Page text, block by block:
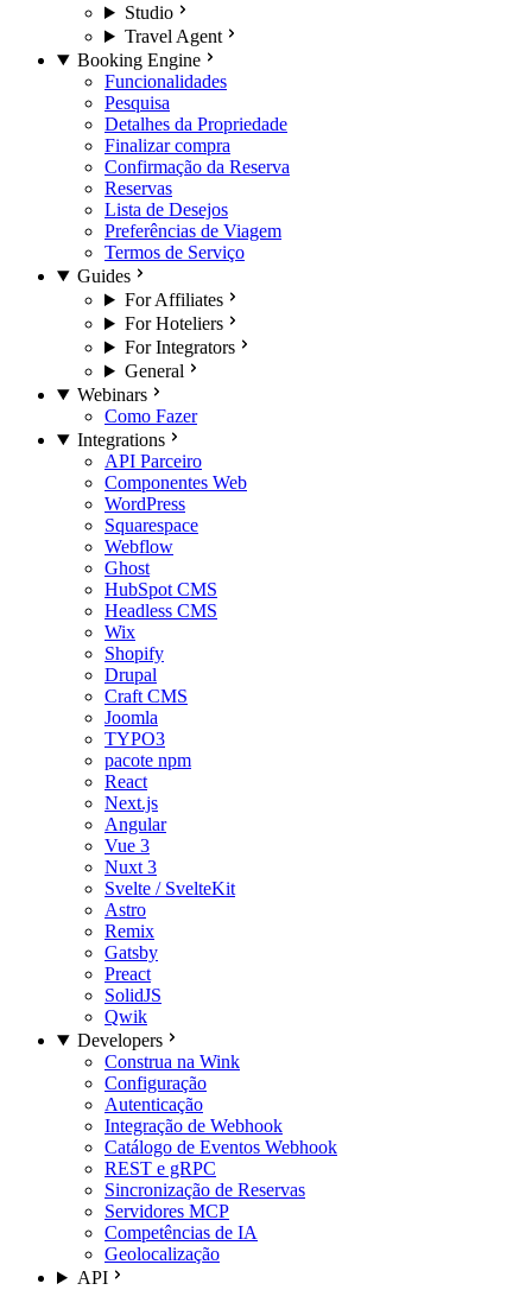
Studio
Travel Agent
Booking Engine
Funcionalidades
Pesquisa
Detalhes da Propriedade
Finalizar compra
Confirmação da Reserva
Reservas
Lista de Desejos
Preferências de Viagem
Termos de Serviço
Guides
For Affiliates
For Hoteliers
For Integrators
General
Webinars
Como Fazer
Integrations
API Parceiro
Componentes Web
WordPress
Squarespace
Webflow
Ghost
HubSpot CMS
Headless CMS
Wix
Shopify
Drupal
Craft CMS
Joomla
TYPO3
pacote npm
React
Next.js
Angular
Vue 3
Nuxt 3
Svelte / SvelteKit
Astro
Remix
Gatsby
Preact
SolidJS
Qwik
Developers
Construa na Wink
Configuração
Autenticação
Integração de Webhook
Catálogo de Eventos Webhook
REST e gRPC
Sincronização de Reservas
Servidores MCP
Competências de IA
Geolocalização
API